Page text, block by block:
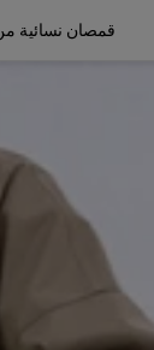
قمصان نسائية